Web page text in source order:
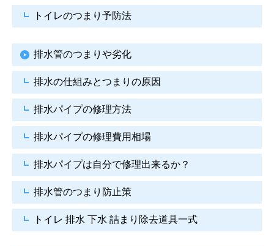
トイレのつまり予防法
排水管のつまりや劣化
排水の仕組みとつまりの原因
排水パイプの修理方法
排水パイプの修理費用相場
排水パイプは自分で修理出来るか？
排水管のつまり防止策
トイレ 排水 下水 詰まり除去道具一式